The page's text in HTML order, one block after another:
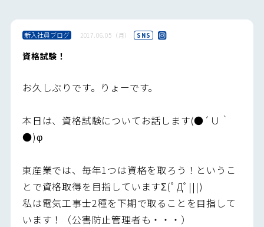
新入社員ブログ 2017.06.05（月） SNS
資格試験！
お久しぶりです。りょーです。
本日は、資格試験についてお話します(●´∪｀
●)φ
東産業では、毎年1つは資格を取ろう！というこ
とで資格取得を目指していますΣ(ﾟДﾟ|||)
私は電気工事士2種を下期で取ることを目指して
います！（公害防止管理者も・・・）